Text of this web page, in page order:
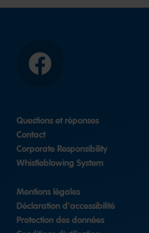
Facebook
Questions et réponses
Contact
Corporate Responsibility
Whistleblowing System
Mentions légales
Déclaration d'accessibilité
Protection des données